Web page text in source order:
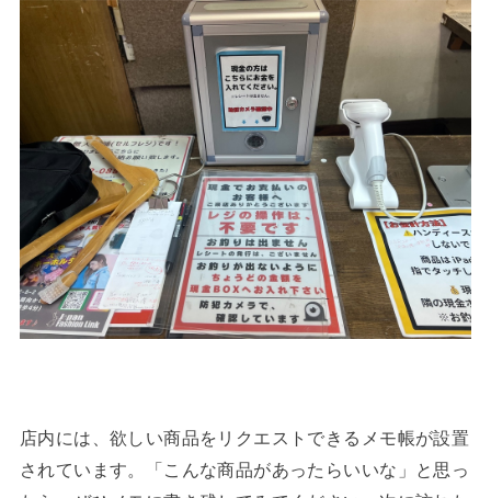
店内には、欲しい商品をリクエストできるメモ帳が設置
されています。「こんな商品があったらいいな」と思っ